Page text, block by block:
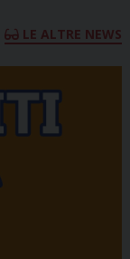
LE ALTRE NEWS